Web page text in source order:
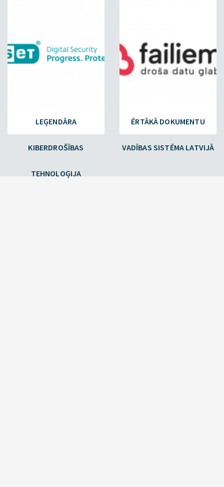
LEĢENDĀRA
KIBERDROŠĪBAS
TEHNOLOĢIJA
ĒRTĀKĀ DOKUMENTU
VADĪBAS SISTĒMA LATVIJĀ